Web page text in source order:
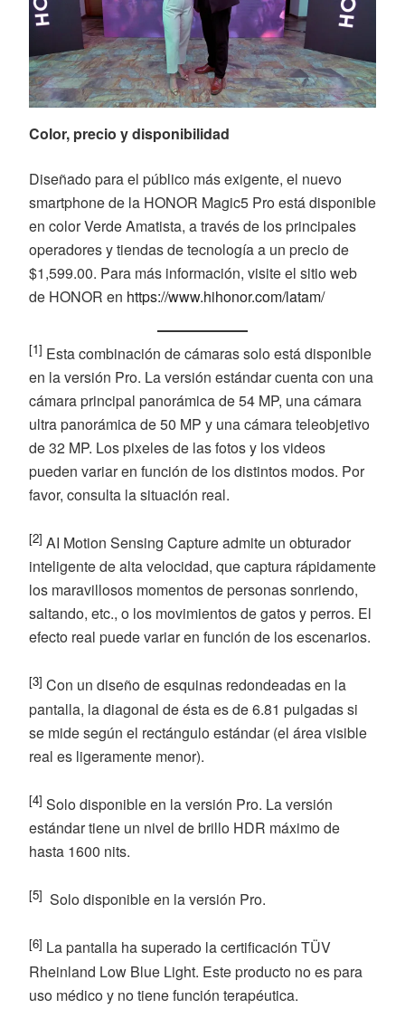
Color, precio y disponibilidad
Diseñado para el público más exigente, el nuevo
smartphone de la HONOR Magic5 Pro está disponible
en color Verde Amatista, a través de los principales
operadores y tiendas de tecnología a un precio de
$1,599.00. Para más información, visite el sitio web
de HONOR en https://www.hihonor.com/latam/
[1] Esta combinación de cámaras solo está disponible
en la versión Pro. La versión estándar cuenta con una
cámara principal panorámica de 54 MP, una cámara
ultra panorámica de 50 MP y una cámara teleobjetivo
de 32 MP. Los pixeles de las fotos y los videos
pueden variar en función de los distintos modos. Por
favor, consulta la situación real.
[2] AI Motion Sensing Capture admite un obturador
inteligente de alta velocidad, que captura rápidamente
los maravillosos momentos de personas sonriendo,
saltando, etc., o los movimientos de gatos y perros. El
efecto real puede variar en función de los escenarios.
[3] Con un diseño de esquinas redondeadas en la
pantalla, la diagonal de ésta es de 6.81 pulgadas si
se mide según el rectángulo estándar (el área visible
real es ligeramente menor).
[4] Solo disponible en la versión Pro. La versión
estándar tiene un nivel de brillo HDR máximo de
hasta 1600 nits.
[5] Solo disponible en la versión Pro.
[6] La pantalla ha superado la certificación TÜV
Rheinland Low Blue Light. Este producto no es para
uso médico y no tiene función terapéutica.